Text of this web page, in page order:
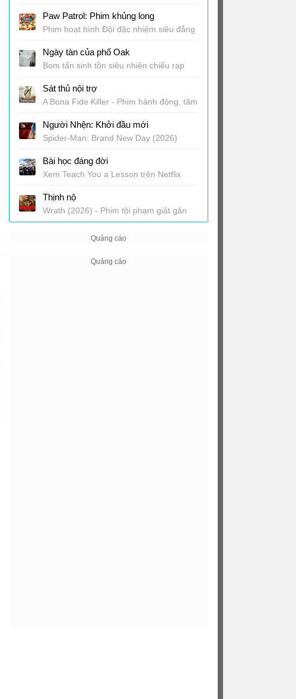
Conan
Paw Patrol: Phim khủng long
Phim hoạt hình Đội đặc nhiệm siêu đẳng
Ngày tàn của phố Oak
Bom tấn sinh tồn siêu nhiên chiếu rạp
Sát thủ nội trợ
A Bona Fide Killer - Phim hành động, tâm
Người Nhện: Khởi đầu mới
Spider-Man: Brand New Day (2026)
Bài học đáng đời
Xem Teach You a Lesson trên Netflix
Thịnh nộ
Wrath (2026) - Phim tội phạm giật gân
trên Netflix